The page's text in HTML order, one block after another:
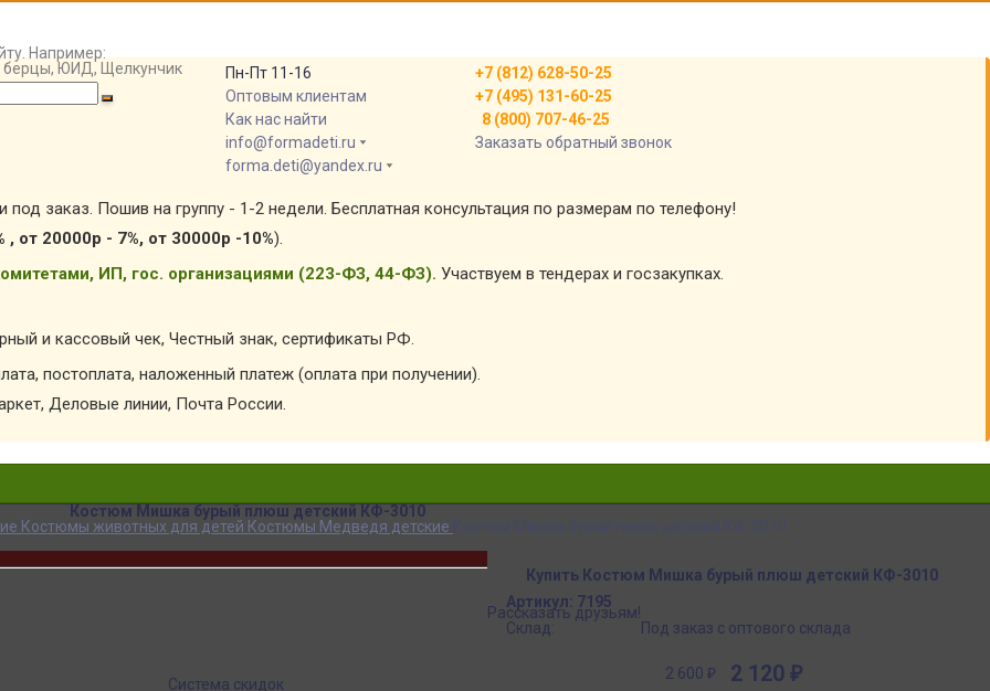
Например:
берцы, ЮИД, Щелкунчик
Пн-Пт 11-16
Оптовым клиентам
Как нас найти
info@formadeti.ru
forma.deti@yandex.ru
+7 (812) 628-50-25
+7 (495) 131-60-25
8 (800) 707-46-25
Заказать обратный звонок
под заказ. Пошив на группу - 1-2 недели. Бесплатная консультация по размерам по телефону!
, от 20000р - 7%, от 30000р -10%).
ИП, гос. организациями (223-ФЗ, 44-ФЗ). Участвуем в тендерах и госзакупках.
и кассовый чек, Честный знак, сертификаты РФ.
постоплата, наложенный платеж (оплата при получении).
Деловые линии, Почта России.
Костюм Мишка бурый плюш детский КФ-3010
Костюмы животных для детей Костюмы Медведя детские Костюм Мишка бурый плюш детский КФ-3010
Купить Костюм Мишка бурый плюш детский КФ-3010
Артикул: 7195
Склад:
Под заказ с оптового склада
2 600 ₽ 2 120 ₽
Система скидок
Рассказать друзьям!